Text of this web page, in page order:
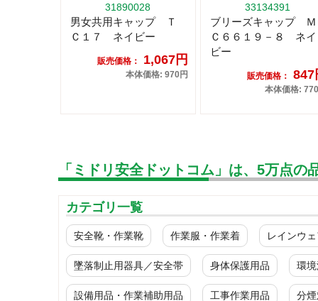
31890028
男女共用キャップ Ｔ
Ｃ１７ ネイビー
販売価格： 1,067円
本体価格: 970円
33134391
ブリーズキャップ Ｍ
Ｃ６６１９－８ ネイ
ビー
販売価格： 847
本体価格:
「ミドリ安全ドットコム」は、5万点
カテゴリ一覧
安全靴・作業靴 作業服・作業着 レインウ
墜落制止用器具／安全帯 身体保護用品 環
設備用品・作業補助用品 工事作業用品 分